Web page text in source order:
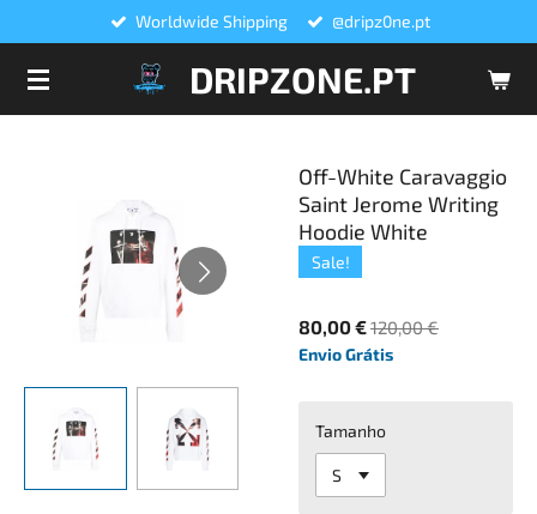
DRIPZONE.PT
Worldwide Shipping @dripz0ne.pt
Off-White Caravaggio
Saint Jerome Writing
Hoodie White
Sale!
80,00 €120,00 €
Envio Grátis
Tamanho